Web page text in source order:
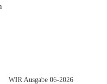
WIR Ausgabe 06-2026